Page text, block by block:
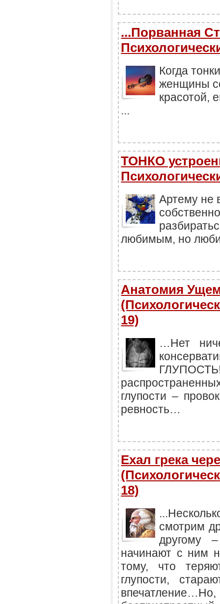
...Порванная
Когда
женщины
красотой,
...
ТОНКО
Артему не
любимым, но
Анатомия
19)
…Нет
глупости –
ревность…
Ехал грека
18)
смотрим
другому
начинают с ним
тому, что
глупости,
впечатление…Но,